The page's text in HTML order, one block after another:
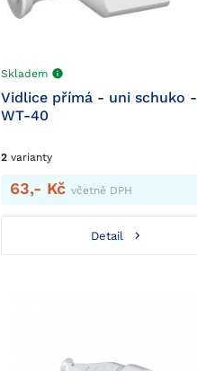
Skladem
Vidlice přímá - uni schuko -
WT-40
2varianty
63,- Kč včetně DPH
Detail